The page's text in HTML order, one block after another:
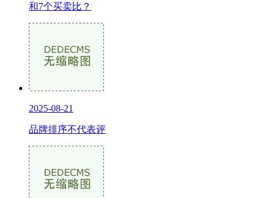
和7个买卖比？
2025-08-21
品牌排序不代表评